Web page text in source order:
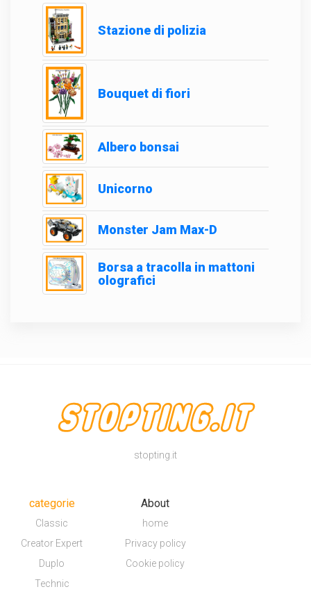
Stazione di polizia
Bouquet di fiori
Albero bonsai
Unicorno
Monster Jam Max-D
Borsa a tracolla in mattoni
olografici
stopting.it
categorie
Classic
Creator Expert
Duplo
Technic
About
home
Privacy policy
Cookie policy